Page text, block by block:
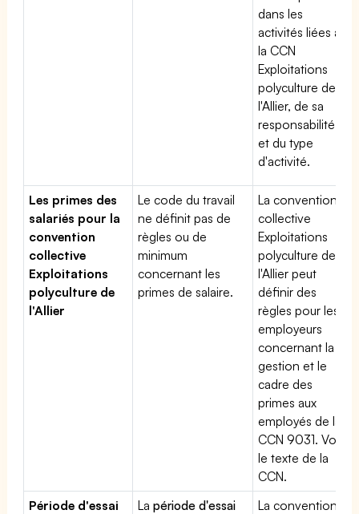
dans les
activités liées à
la CCN
Exploitations
polyculture de
l'Allier, de sa
responsabilité
et du type
d'activité.
Les primes des
salariés pour la
convention
collective
Exploitations
polyculture de
l'Allier
Le code du travail
ne définit pas de
règles ou de
minimum
concernant les
primes de salaire.
La convention
collective
Exploitations
polyculture de
l'Allier peut
définir des
règles pour les
employeurs
concernant la
gestion et le
cadre des
primes aux
employés de la
CCN 9031. Voir
le texte de la
CCN.
Période d'essai
Lapériode d'essai
La convention